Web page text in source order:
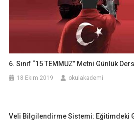
6. Sınıf “15 TEMMUZ” Metni Günlük
18 Ekim 2019 okulakademi
Veli Bilgilendirme Sistemi: Eğitimdeki